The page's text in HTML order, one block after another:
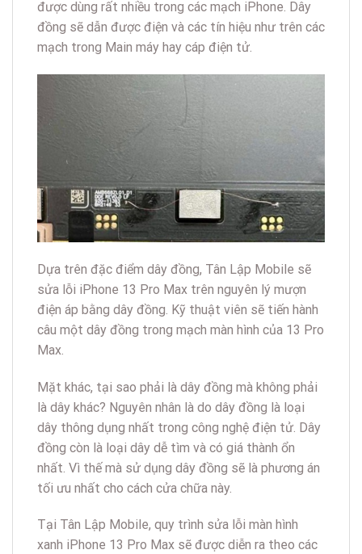
được dùng rất nhiều trong các mạch iPhone. Dây
đồng sẽ dẫn được điện và các tín hiệu như trên các
mạch trong Main máy hay cáp điện tử.
Dựa trên đặc điểm dây đồng, Tân Lập Mobile sẽ
sửa lỗi iPhone 13 Pro Max trên nguyên lý mượn
điện áp bằng dây đồng. Kỹ thuật viên sẽ tiến hành
câu một dây đồng trong mạch màn hình của 13 Pro
Max.
Mặt khác, tại sao phải là dây đồng mà không phải
là dây khác? Nguyên nhân là do dây đồng là loại
dây thông dụng nhất trong công nghệ điện tử. Dây
đồng còn là loại dây dễ tìm và có giá thành ổn
nhất. Vì thế mà sử dụng dây đồng sẽ là phương án
tối ưu nhất cho cách cửa chữa này.
Tại Tân Lập Mobile, quy trình sửa lỗi màn hình
xanh iPhone 13 Pro Max sẽ được diễn ra theo các